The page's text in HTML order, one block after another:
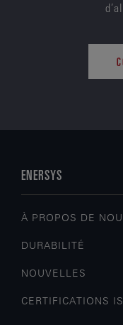
ENERSYS
À PROPOS DE
DURABILITÉ
NOUVELLES
CERTIFICATIONS